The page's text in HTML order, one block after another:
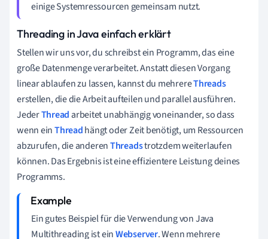
einige Systemressourcen gemeinsam nutzt.
Threading in Java einfach erklärt
Stellen wir uns vor, du schreibst ein Programm, das eine
große Datenmenge verarbeitet. Anstatt diesen Vorgang
linear ablaufen zu lassen, kannst du mehrereThreads
erstellen, die die Arbeit aufteilen und parallel ausführen.
JederThread arbeitet unabhängig voneinander, so dass
wenn einThreadhängt oder Zeit benötigt, um Ressourcen
abzurufen, die anderenThreadstrotzdem weiterlaufen
können. Das Ergebnis ist eine effizientere Leistung deines
Programms.
Ein gutes Beispiel für die Verwendung von Java
Multithreading ist einWebserver. Wenn mehrere